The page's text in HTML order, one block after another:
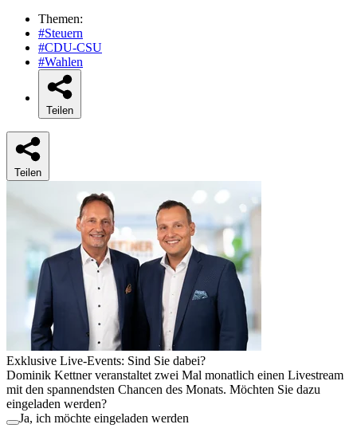
Themen:
#Steuern
#CDU-CSU
#Wahlen
Teilen
Teilen
Exklusive Live-Events: Sind Sie dabei?
Dominik Kettner veranstaltet zwei Mal monatlich einen Livestream
mit den spannendsten Chancen des Monats. Möchten Sie dazu
eingeladen werden?
Ja, ich möchte eingeladen werden